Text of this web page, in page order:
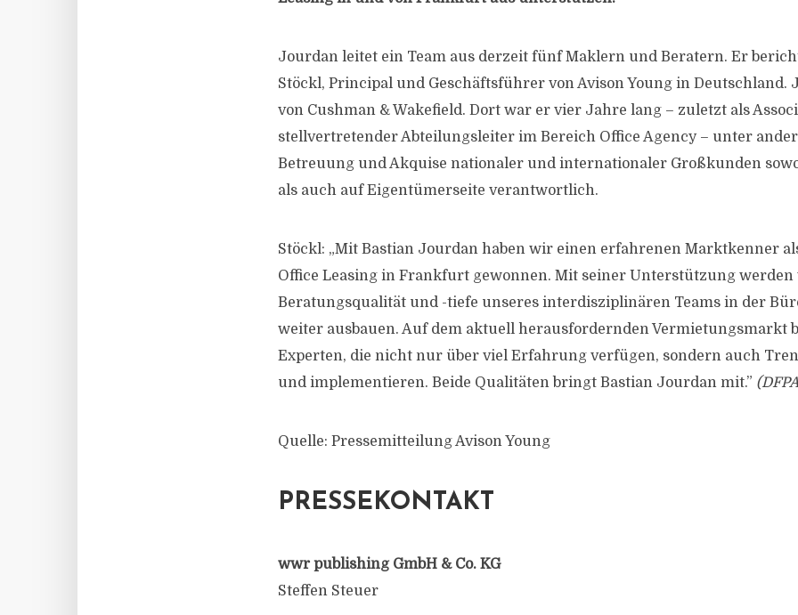
Jourdan leitet ein Team aus derzeit fünf Maklern und Beratern. Er
Stöckl, Principal und Geschäftsführer von Avison Young in Deutschland.
von Cushman & Wakefield. Dort war er vier Jahre lang – zuletzt als
stellvertretender Abteilungsleiter im Bereich Office Agency – unter
Betreuung und Akquise nationaler und internationaler Großkunden
als auch auf Eigentümerseite verantwortlich.
Stöckl: „Mit Bastian Jourdan haben wir einen erfahrenen Marktkenner
Office Leasing in Frankfurt gewonnen. Mit seiner Unterstützung werden
Beratungsqualität und -tiefe unseres interdisziplinären Teams in der
weiter ausbauen. Auf dem aktuell herausfordernden Vermietungsmarkt
Experten, die nicht nur über viel Erfahrung verfügen, sondern auch
und implementieren. Beide Qualitäten bringt Bastian Jourdan mit.”
Quelle: Pressemitteilung Avison Young
PRESSEKONTAKT
wwr publishing GmbH & Co. KG
Steffen Steuer